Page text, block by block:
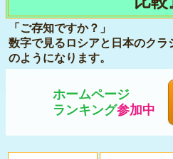
「ご存知ですか？」
数字で見るロシアと日本のクラ
のようになります。
ホームページ
ランキング参加中